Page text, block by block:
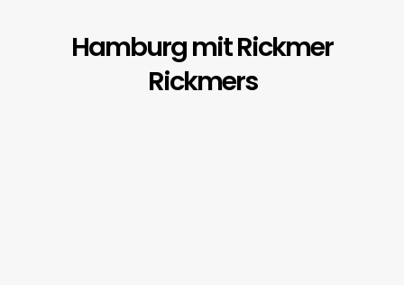
Hamburg mit Rickmer
Rickmers